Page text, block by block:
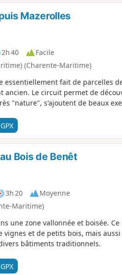
Mazerolles
2h 40
Facile
(Charente-Maritime)
essentiellement fait de parcelles
ancien. Le circuit permet de
"nature", s'ajoutent de beaux
Bois de Benêt
3h 20
Moyenne
Maritime)
une zone vallonnée et boisée.
et de petits bois, mais
bâtiments traditionnels.